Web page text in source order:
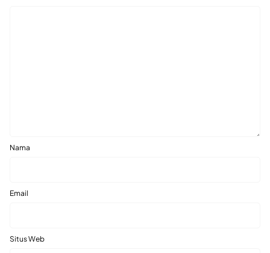
Nama
Email
Situs Web